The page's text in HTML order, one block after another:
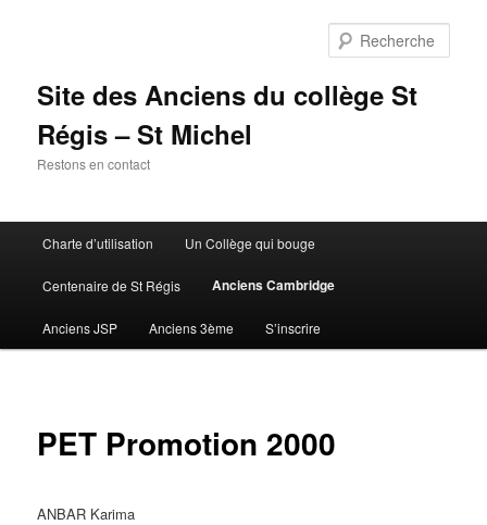
Site des Anciens du collège St
Régis – St Michel
Restons en contact
principal
Charte d’utilisation Un Collège qui bouge
Centenaire de St Régis Anciens Cambridge
Anciens JSP Anciens 3ème S’inscrire
PET Promotion 2000
ANBAR Karima